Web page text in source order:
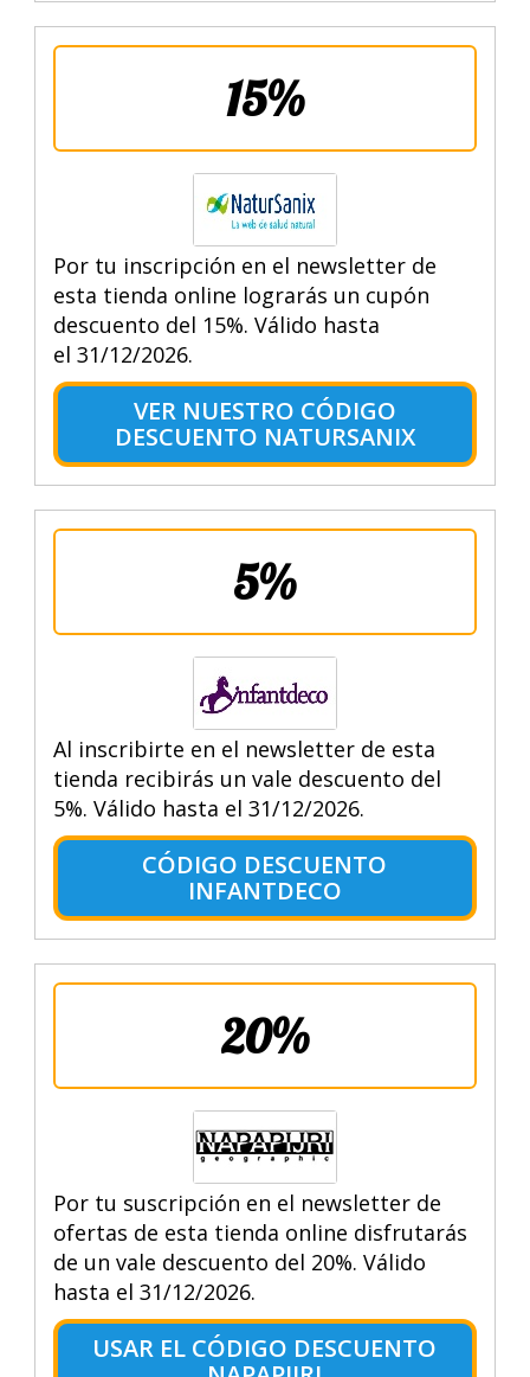
15%
Por tu inscripción en el newsletter de
esta tienda online lograrás un cupón
descuento del 15%. Válido hasta
el 31/12/2026.
VER NUESTRO CÓDIGO
DESCUENTO NATURSANIX
5%
Al inscribirte en el newsletter de esta
tienda recibirás un vale descuento del
5%. Válido hasta el 31/12/2026.
CÓDIGO DESCUENTO
INFANTDECO
20%
Por tu suscripción en el newsletter de
ofertas de esta tienda online disfrutarás
de un vale descuento del 20%. Válido
hasta el 31/12/2026.
USAR EL CÓDIGO DESCUENTO